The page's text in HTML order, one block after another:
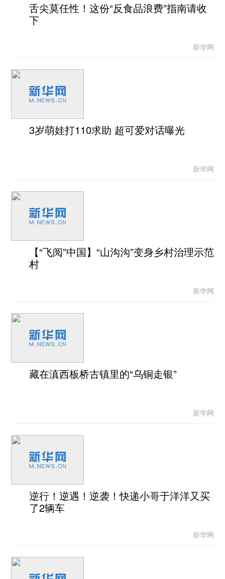
舌尖莫任性！这份“反食品浪费”指南请收
下
新华网
3岁萌娃打110求助 超可爱对话曝光
新华网
【“飞阅”中国】“山沟沟”变身乡村治理示范
村
新华网
藏在滇西板桥古镇里的“乌铜走银”
新华网
逆行！逆遇！逆袭！快递小哥于洋洋又买
了2辆车
新华网